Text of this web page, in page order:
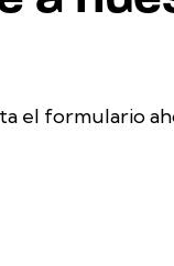
el formulario